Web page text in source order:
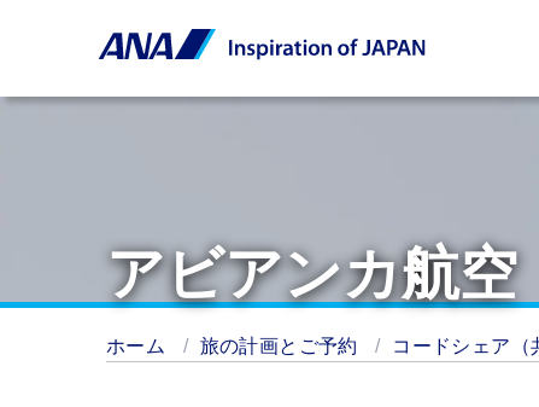
アビアンカ航空
ホーム 旅の計画とご予約 コードシェア（